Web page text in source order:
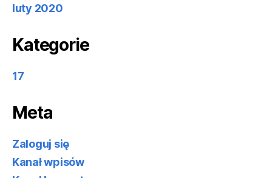
luty 2020
Kategorie
17
Meta
Zaloguj się
Kanał wpisów